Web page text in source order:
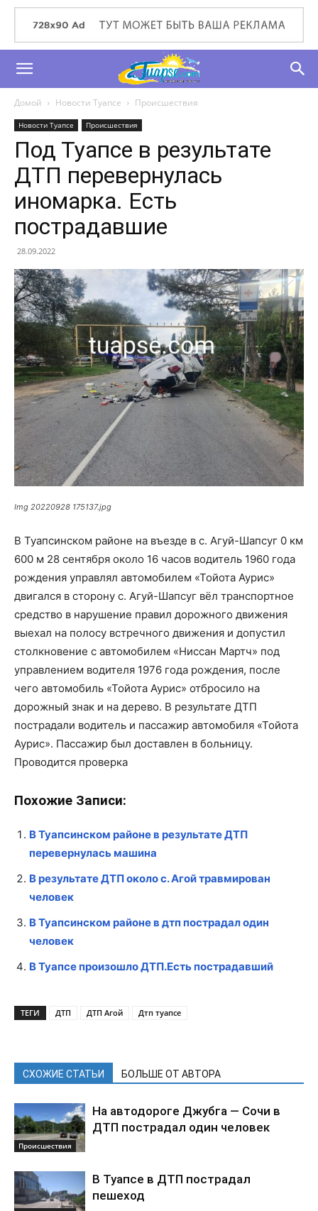
Домой Новости Туапсе Происшествия
Новости Туапсе Происшествия
Под Туапсе в результате
ДТП перевернулась
иномарка. Есть
пострадавшие
28.09.2022
Img 20220928 175137.jpg
В Туапсинском районе на въезде в с. Агуй-Шапсуг 0 км
600 м 28 сентября около 16 часов водитель 1960 года
рождения управлял автомобилем «Тойота Аурис»
двигался в сторону с. Агуй-Шапсуг вёл транспортное
средство в нарушение правил дорожного движения
выехал на полосу встречного движения и допустил
столкновение с автомобилем «Ниссан Мартч» под
управлением водителя 1976 года рождения, после
чего автомобиль «Тойота Аурис» отбросило на
дорожный знак и на дерево. В результате ДТП
пострадали водитель и пассажир автомобиля «Тойота
Аурис». Пассажир был доставлен в больницу.
Проводится проверка
Похожие Записи:
В Туапсинском районе в результате ДТП
перевернулась машина
В результате ДТП около с. Агой травмирован
человек
В Туапсинском районе в дтп пострадал один
человек
В Туапсе произошло ДТП.Есть пострадавший
ТЕГИ ДТП ДТП Агой Дтп туапсе
СХОЖИЕ СТАТЬИ БОЛЬШЕ ОТ АВТОРА
Происшествия
На автодороге Джубга — Сочи в
ДТП пострадал один человек
В Туапсе в ДТП пострадал
пешеход